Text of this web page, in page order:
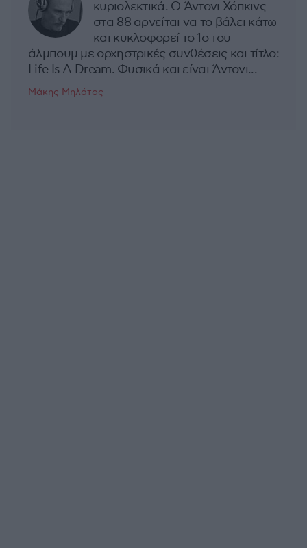
κυριολεκτικά. Ο Άντονι Χόπκινς
στα 88 αρνείται να το βάλει κάτω
και κυκλοφορεί το 1ο του
άλμπουμ με ορχηστρικές συνθέσεις και τίτλο:
Life Is A Dream. Φυσικά και είναι Άντονι...
Μάκης Μηλάτος